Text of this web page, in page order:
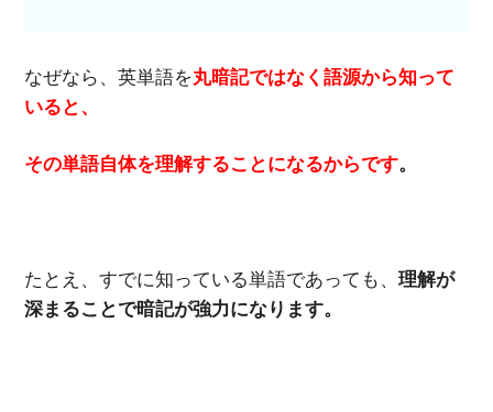
なぜなら、英単語を丸暗記ではなく語源から知って
いると、
その単語自体を理解することになるからです。
たとえ、すでに知っている単語であっても、理解が
深まることで暗記が強力になります。